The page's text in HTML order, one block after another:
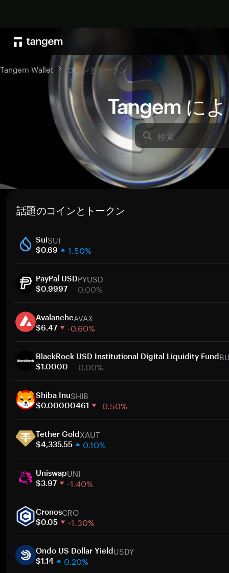
Tangem に
検索
Tangem Wallet コインとトークン
話題のコインとトークン
SuiSUI
$0.69 1.50%
30日間
時価総額
PayPal USDPYUSD
$0.9997 0.00%
30日間
時価総額
AvalancheAVAX
$6.47 -0.60%
30日間
時価総額
BlackRock USD Institutional Digital Liquidity Fund
$1.0000 0.00%
30日間
時価総額
Shiba InuSHIB
$0.00000461 -0.50%
30日間
時価総額
Tether GoldXAUT
$4,335.55 0.10%
30日間
時価総額
UniswapUNI
$3.97 -1.40%
30日間
時価総額
CronosCRO
$0.05 -1.30%
30日間
時価総額
Ondo US Dollar YieldUSDY
$1.14 0.20%